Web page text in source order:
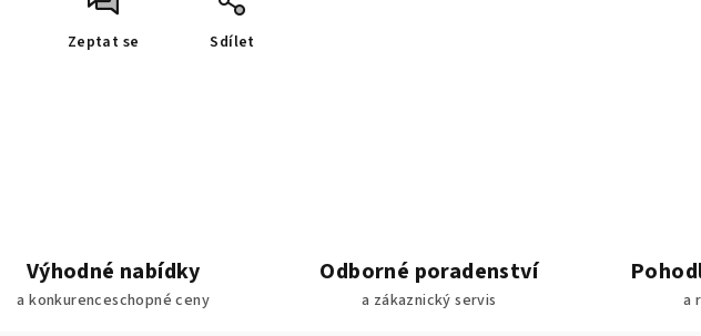
Zeptat se Sdílet
Výhodné nabídky
a konkurenceschopné ceny
Odborné poradenství
a zákaznický servis a